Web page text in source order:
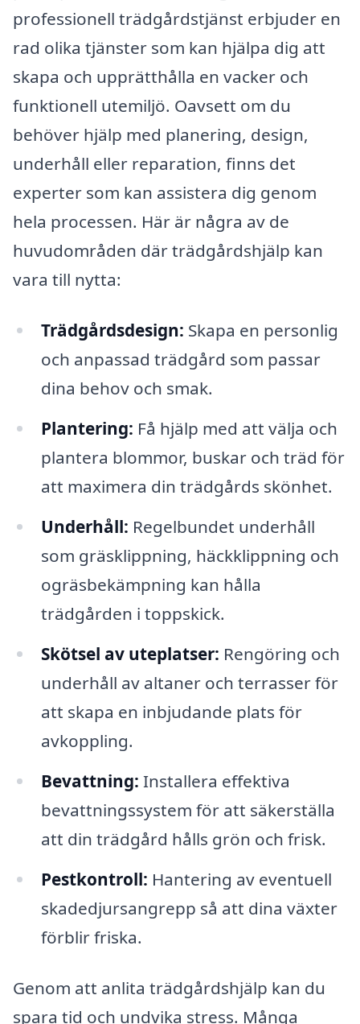
professionell trädgårdstjänst erbjuder en
rad olika tjänster som kan hjälpa dig att
skapa och upprätthålla en vacker och
funktionell utemiljö. Oavsett om du
behöver hjälp med planering, design,
underhåll eller reparation, finns det
experter som kan assistera dig genom
hela processen. Här är några av de
huvudområden där trädgårdshjälp kan
vara till nytta:
Trädgårdsdesign: Skapa en personlig
och anpassad trädgård som passar
dina behov och smak.
Plantering: Få hjälp med att välja och
plantera blommor, buskar och träd för
att maximera din trädgårds skönhet.
Underhåll: Regelbundet underhåll
som gräsklippning, häckklippning och
ogräsbekämpning kan hålla
trädgården i toppskick.
Skötsel av uteplatser: Rengöring och
underhåll av altaner och terrasser för
att skapa en inbjudande plats för
avkoppling.
Bevattning: Installera effektiva
bevattningssystem för att säkerställa
att din trädgård hålls grön och frisk.
Pestkontroll: Hantering av eventuell
skadedjursangrepp så att dina växter
förblir friska.
Genom att anlita trädgårdshjälp kan du
spara tid och undvika stress. Många